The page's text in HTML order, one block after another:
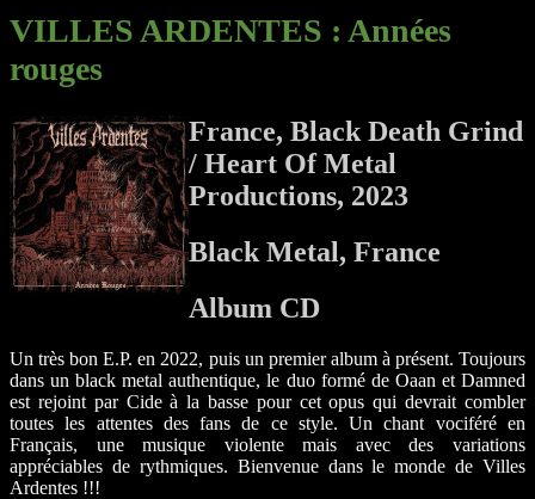
VILLES ARDENTES : Années
rouges
France, Black Death Grind
/ Heart Of Metal
Productions, 2023
Black Metal, France
Album CD
Un très bon E.P. en 2022, puis un premier album à présent. Toujours
dans un black metal authentique, le duo formé de Oaan et Damned
est rejoint par Cide à la basse pour cet opus qui devrait combler
toutes les attentes des fans de ce style. Un chant vociféré en
Français, une musique violente mais avec des variations
appréciables de rythmiques. Bienvenue dans le monde de Villes
Ardentes !!!